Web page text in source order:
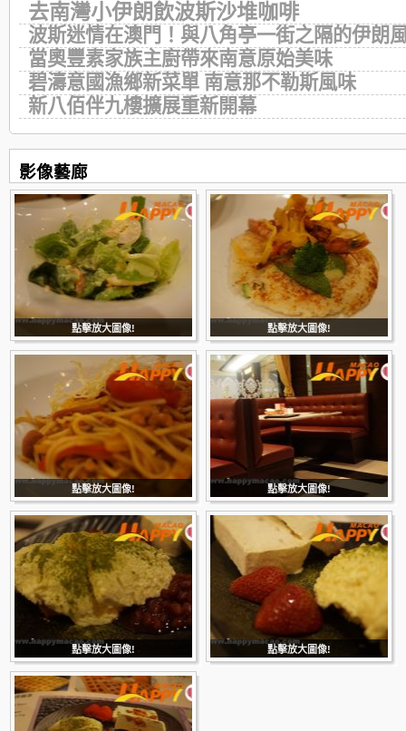
去南灣小伊朗飲波斯沙堆咖啡
波斯迷情在澳門！與八角亭一街之隔的伊朗
當奧豐素家族主廚帶來南意原始美味
碧濤意國漁鄉新菜單 南意那不勒斯風味
新八佰伴九樓擴展重新開幕
影像藝廊
點擊放大圖像! 點擊放大圖像!
點擊放大圖像! 點擊放大圖像!
點擊放大圖像! 點擊放大圖像!